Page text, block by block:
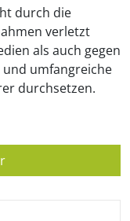
durch die
verletzt
als auch gegen
umfangreiche
durchsetzen.